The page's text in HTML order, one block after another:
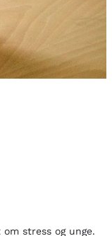
stress og unge.